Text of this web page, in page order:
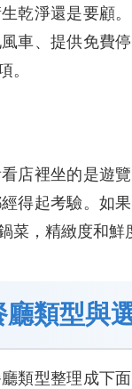
乾淨還是要顧
車、提供免費
。
店裡坐的是遊
得起考驗。如
，精緻度和鮮
類型與
類型整理成下